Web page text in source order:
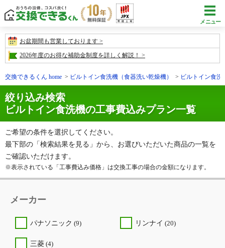
メニュー
お盆期間も営業しております
2026年度のお得な補助金制度を詳しく解説！
交換できるくん home ビルトイン食洗機（食器洗い乾燥機） ビルトイン食洗
絞り込み検索
ビルトイン食洗機の工事費込みプラン一覧
ご希望の条件を選択してください。
最下部の「検索結果を見る」から、お選びいただいた商品の一覧を
ご確認いただけます。
※表示されている「工事費込み価格」は交換工事の場合の金額になります。
メーカー
パナソニック (9) リンナイ (20)
三菱 (4)